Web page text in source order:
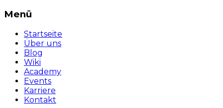
Menü
Startseite
Über uns
Blog
Wiki
Academy
Events
Karriere
Kontakt